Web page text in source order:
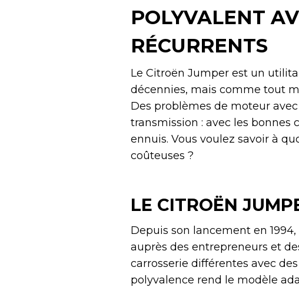
POLYVALENT
RÉCURRENTS
Le Citroën Jumper est un
décennies, mais comme tout
Des problèmes de moteur
transmission : avec les bonnes
ennuis. Vous voulez savoir à
coûteuses ?
LE CITROËN
Depuis son lancement en
auprès des entrepreneurs et
carrosserie différentes avec
polyvalence rend le modèle